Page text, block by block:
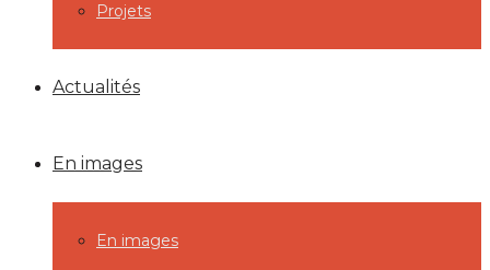
Projets
Actualités
En images
En images